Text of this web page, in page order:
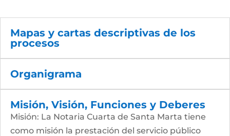
Mapas y cartas descriptivas de los
procesos
Organigrama
Misión, Visión, Funciones y Deberes
Misión: La Notaria Cuarta de Santa Marta tiene
como misión la prestación del servicio público